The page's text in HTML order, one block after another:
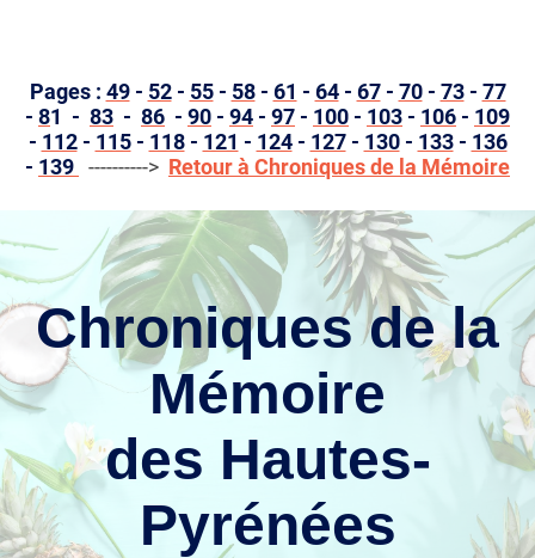
Pages : 49- 52- 55- 58- 61 - 64- 67- 70- 73- 77
- 81 - 83 - 86 - 90 - 94 - 97 - 100 - 103 - 106 - 109
- 112- 115- 118- 121 - 124- 127- 130- 133- 136
- 139 ----------> Retour à Chroniques de la Mémoire
Chroniques de la
Mémoire
des Hautes-
Pyrénées